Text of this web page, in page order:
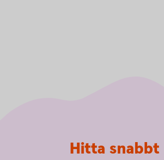
Hitta snabbt